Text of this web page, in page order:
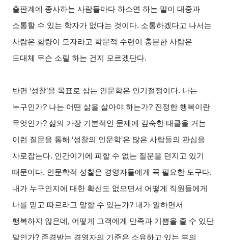
출판계에 종사하는 사람들마다 하소연 하는 말이 대중과
소통할 수 있는 학자가 없다는 것이다. 소통하겠다고 나서는
사람은 함량이 모자라고 학문적 수련이 충분한 사람은
도대체 무슨 소릴 하는 건지 모르겠단다.
반면 ‘성찰’을 목표로 삼는 인문학은 인기절정이다. 나는
누구인가? 나는 어떤 삶을 살아야 하는가? 진정한 행복이란
무엇인가? 삶의 가장 기본적인 문제에 깊숙한 태클을 거는
이런 질문을 통해 ‘성찰의 인문학’은 많은 사람들의 관심을
사로잡는다. 인간이기에 피할 수 없는 질문을 던지고 있기
때문이다. 인문학적 성찰은 경영자들에게 꼭 필요한 도구다.
내가 누구인지에 대한 확신도 없으면서 어떻게 직원들에게
나를 믿고 따르라고 말할 수 있는가? 내가 일하면서
행복하지 않은데, 어떻게 고객에게 만족과 기쁨을 줄 수 있단
말인가? 존경받는 경영자의 기준은 소유하고 있는 부의